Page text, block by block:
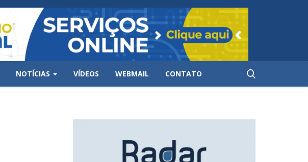
NOTÍCIAS VÍDEOS WEBMAIL CONTATO